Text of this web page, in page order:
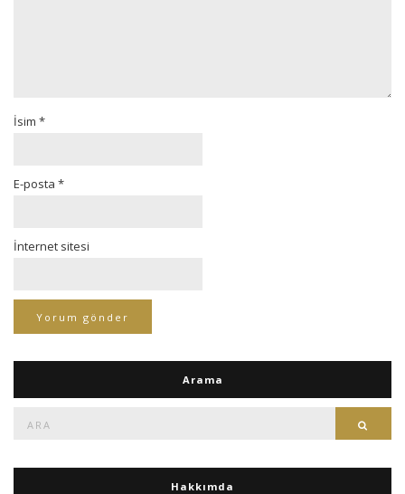
İsim *
E-posta *
İnternet sitesi
Arama
Hakkımda